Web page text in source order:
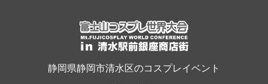
静岡県静岡市清水区のコスプレイベント